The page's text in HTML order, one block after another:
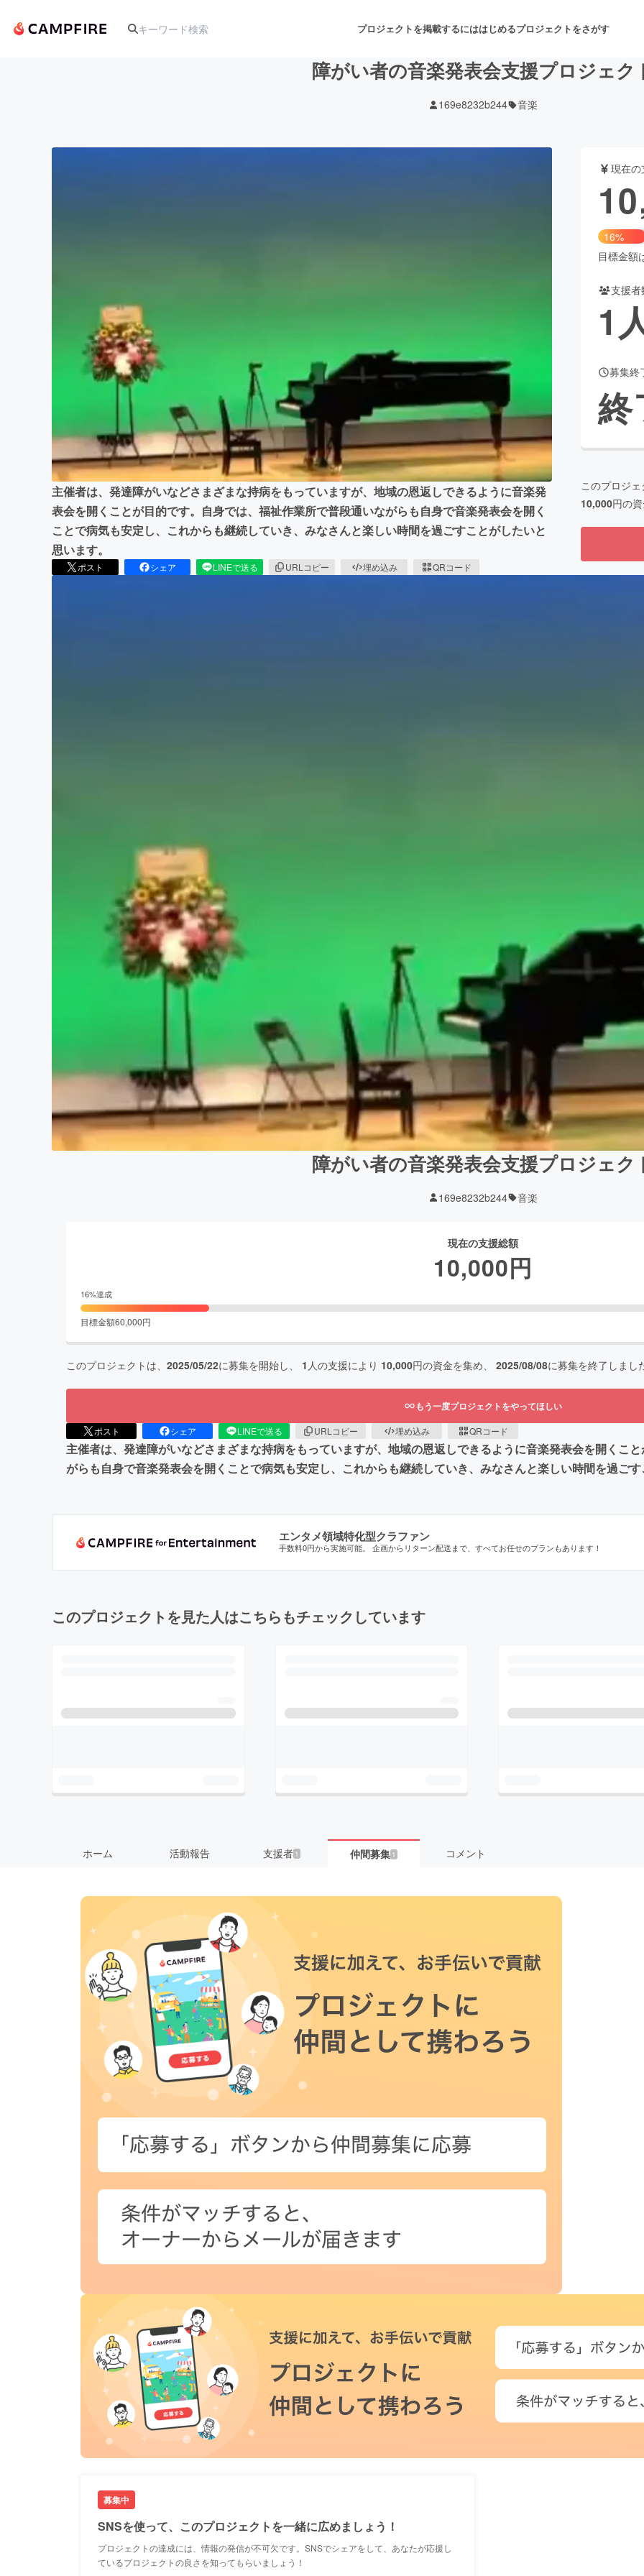
プロジェクトを掲載するにははじめるプロジェクトをさがす
舞台・パフォーマンス
ビューティー・ヘルスケ
まちづくり・地域活性化
CAMPFIRE for Social GoodCAMPFIRE Creation
CAMPFIREふるさと納税machi-ya
障がい者の音楽発表会支援プロジェク
169e8232b244 音楽
主催者は、発達障がいなどさまざまな持病をもっていますが、地域の恩返しできるように音楽発
表会を開くことが目的です。自身では、福祉作業所で普段通いながらも自身で音楽発表会を開く
ことで病気も安定し、これからも継続していき、みなさんと楽しい時間を過ごすことがしたいと
思います。
ポスト シェア LINEで送る URLコピー 埋め込み QRコード
現在
16%
目標金額
支援者
1
募集終
終
このプロジ
10,000円の
障がい者の音楽発表会支援プロジェク
169e8232b244 音楽
現在の支援総額
10,000円
16%達成
目標金額60,000円
このプロジェクトは、 2025/05/22に募集を開始し、 1 人の支援により 10,000円の資金を集め、 2025/08/08に募集を終了しまし
もう一度プロジェクトをやってほしい
ポスト シェア LINEで送る URLコピー 埋め込み QRコード
主催者は、発達障がいなどさまざまな持病をもっていますが、地域の恩返しできるように音楽発表会を開くこ
がらも自身で音楽発表会を開くことで病気も安定し、これからも継続していき、みなさんと楽しい時間を過ご
エンタメ領域特化型クラファン
手数料0円から実施可能。 企画からリターン配送まで、すべてお任せのプランもあります！
このプロジェクトを見た人はこちらもチェックしています
ホーム 活動報告 支援者 1 仲間募集 1 コメント
募集中
SNSを使って、このプロジェクトを一緒に広めましょう！
プロジェクトの達成には、情報の発信が不可欠です。SNSでシェアをして、あなたが応援し
ているプロジェクトの良さを知ってもらいましょう！